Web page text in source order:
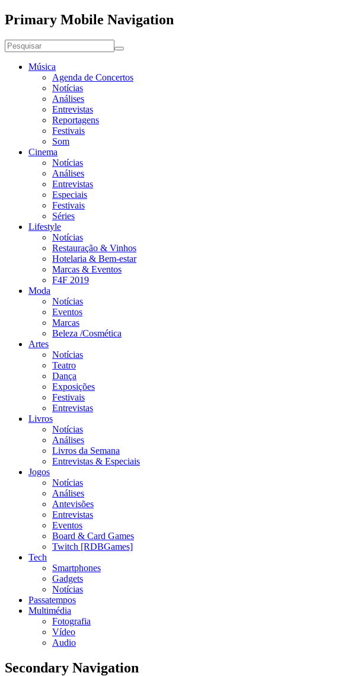
Primary Mobile Navigation
Música
Agenda de Concertos
Notícias
Análises
Entrevistas
Reportagens
Festivais
Som
Cinema
Notícias
Análises
Entrevistas
Especiais
Festivais
Séries
Lifestyle
Notícias
Restauração & Vinhos
Hotelaria & Bem-estar
Marcas & Eventos
F4F 2019
Moda
Notícias
Eventos
Marcas
Beleza /Cosmética
Artes
Notícias
Teatro
Dança
Exposições
Festivais
Entrevistas
Livros
Notícias
Análises
Livros da Semana
Entrevistas & Especiais
Jogos
Notícias
Análises
Antevisões
Entrevistas
Eventos
Board & Card Games
Twitch [RDBGames]
Tech
Smartphones
Gadgets
Notícias
Passatempos
Multimédia
Fotografia
Vídeo
Audio
Secondary Navigation